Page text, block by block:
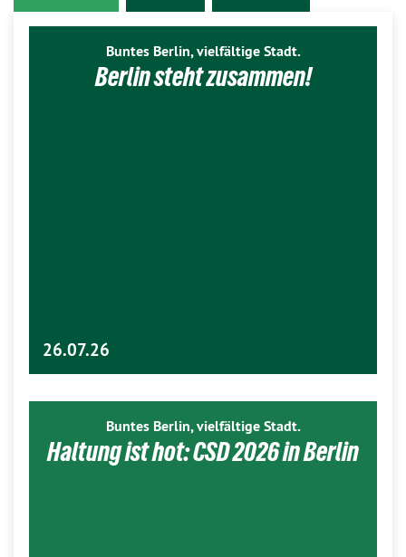
Buntes Berlin, vielfältige Stadt.
Berlin steht zusammen!
26.07.26
Buntes Berlin, vielfältige Stadt.
Haltung ist hot: CSD 2026 in Berlin